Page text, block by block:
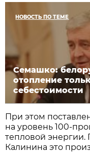
НОВОСТЬ ПО ТЕМЕ
Семашко:
отопление
себестоимости
При этом
на уровень 100-
тепловой
Калинина это